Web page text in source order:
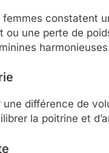
constatent
ou une perte de
une différence de
la poitrine et